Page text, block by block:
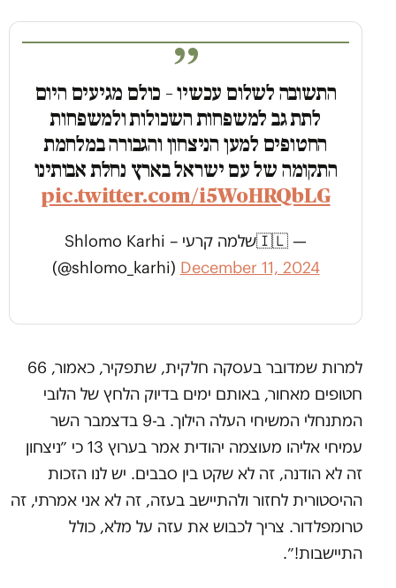
התשובה לשלום עכשיו – כולם מגיעים היום
לתת גב למשפחות השכולות ולמשפחות
החטופים למען הניצחון והגבורה במלחמת
התקומה של עם ישראל בארץ נחלת אבותינו
pic.twitter.com/i5WoHRQbLG
— 🇮🇱שלמה קרעי – Shlomo Karhi
(@shlomo_karhi) December 11, 2024
למרות שמדובר בעסקה חלקית, שתפקיר, כאמור, 66
חטופים מאחור, באותם ימים בדיוק הלחץ של הלובי
המתנחלי המשיחי העלה הילוך. ב-9 בדצמבר השר
עמיחי אליהו מעוצמה יהודית אמר בערוץ 13 כי ״ניצחון
זה לא הודנה, זה לא שקט בין סבבים. יש לנו הזכות
ההיסטורית לחזור ולהתיישב בעזה, זה לא אני אמרתי, זה
טרומפלדור. צריך לכבוש את עזה על מלא, כולל
התיישבות!״.